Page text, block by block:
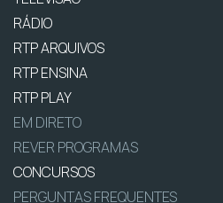
RÁDIO
RTP ARQUIVOS
RTP ENSINA
RTP PLAY
EM DIRETO
REVER PROGRAMAS
CONCURSOS
PERGUNTAS FREQUENTES